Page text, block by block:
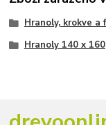
Hranoly, krokve a
Hranoly 140 x 160